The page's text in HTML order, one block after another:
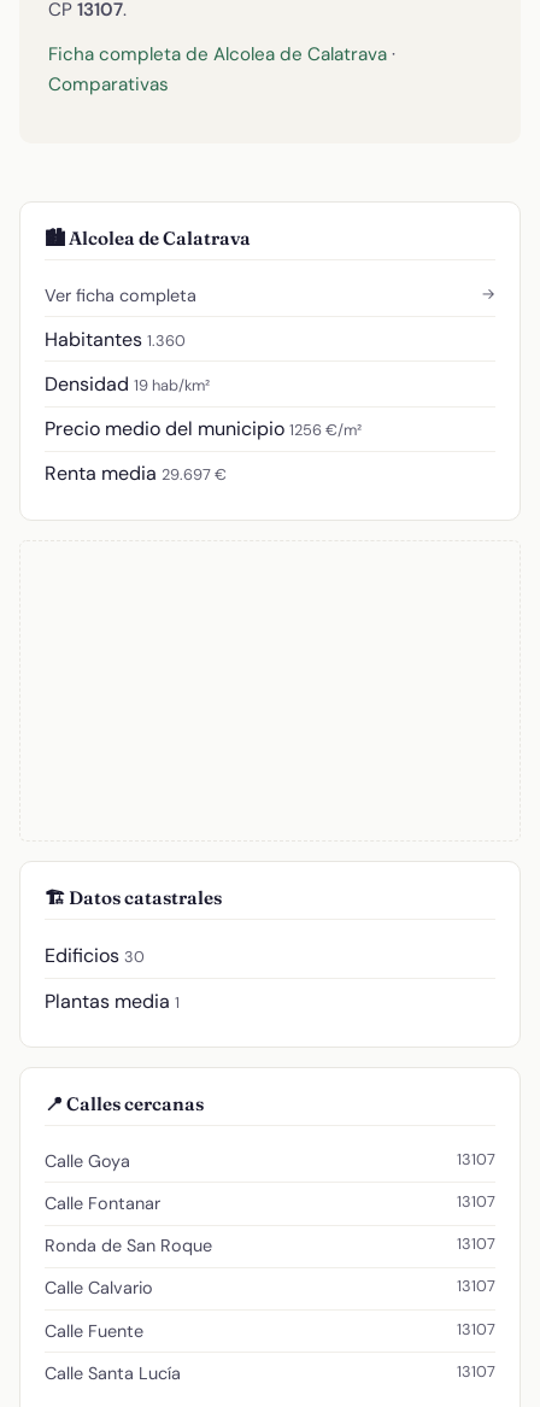
CP 13107.
Ficha completa de Alcolea de Calatrava ·
Comparativas
🏙️ Alcolea de Calatrava
Ver ficha completa →
Habitantes 1.360
Densidad 19 hab/km²
Precio medio del municipio 1256 €/m²
Renta media 29.697 €
🏗️ Datos catastrales
Edificios 30
Plantas media 1
📍 Calles cercanas
Calle Goya 13107
Calle Fontanar 13107
Ronda de San Roque 13107
Calle Calvario 13107
Calle Fuente 13107
Calle Santa Lucía 13107